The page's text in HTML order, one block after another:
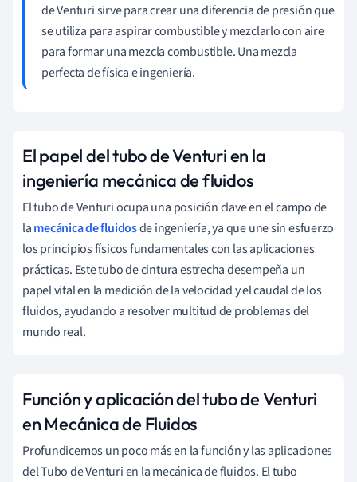
de Venturi sirve para crear una diferencia de presión que
se utiliza para aspirar combustible y mezclarlo con aire
para formar una mezcla combustible. Una mezcla
perfecta de física e ingeniería.
El papel del tubo de Venturi en la
ingeniería mecánica de fluidos
El tubo de Venturi ocupa una posición clave en el campo de
lamecánica de fluidosde ingeniería, ya que une sin esfuerzo
los principios físicos fundamentales con las aplicaciones
prácticas. Este tubo de cintura estrecha desempeña un
papel vital en la medición de la velocidad y el caudal de los
fluidos, ayudando a resolver multitud de problemas del
mundo real.
Función y aplicación del tubo de Venturi
en Mecánica de Fluidos
Profundicemos un poco más en la función y las aplicaciones
del Tubo de Venturi en la mecánica de fluidos. El tubo